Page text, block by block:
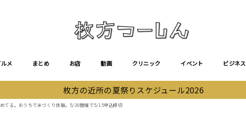
メ まとめ お店 動画 クリニック イベント ビジネス
枚方の近所の夏祭りスケジュール2026
てる。おうちで米づくり体験。5/30開催で5/15申込締切